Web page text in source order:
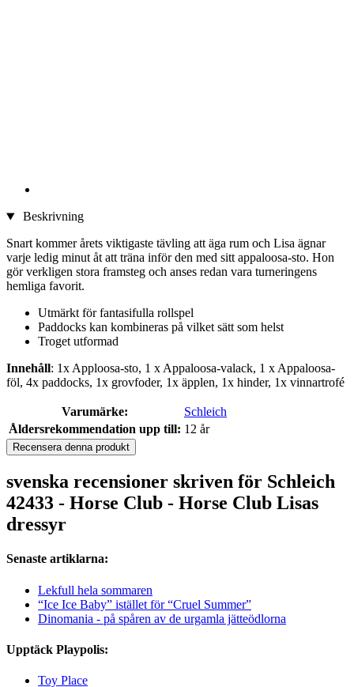
Beskrivning
Snart kommer årets viktigaste tävling att äga rum och Lisa ägnar
varje ledig minut åt att träna inför den med sitt appaloosa-sto. Hon
gör verkligen stora framsteg och anses redan vara turneringens
hemliga favorit.
Utmärkt för fantasifulla rollspel
Paddocks kan kombineras på vilket sätt som helst
Troget utformad
Innehåll: 1x Apploosa-sto, 1 x Appaloosa-valack, 1 x Appaloosa-
föl, 4x paddocks, 1x grovfoder, 1x äpplen, 1x hinder, 1x vinnartrofé
Varumärke:
Schleich
Åldersrekommendation upp till: 12 år
Recensera denna produkt
svenska recensioner skriven för Schleich
42433 - Horse Club - Horse Club Lisas
dressyr
Senaste artiklarna:
Lekfull hela sommaren
“Ice Ice Baby” istället för “Cruel Summer”
Dinomania - på spåren av de urgamla jätteödlorna
Upptäck Playpolis:
Toy Place